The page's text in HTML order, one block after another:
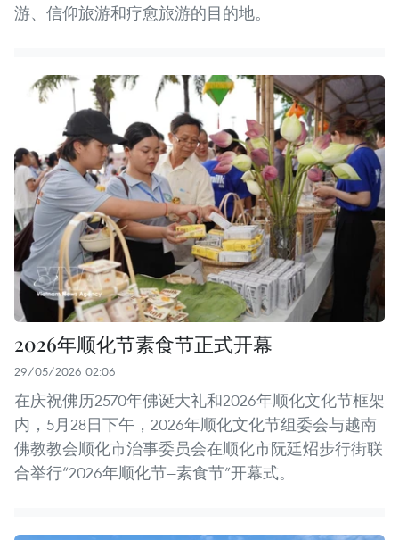
游、信仰旅游和疗愈旅游的目的地。
2026年顺化节素食节正式开幕
29/05/2026 02:06
在庆祝佛历2570年佛诞大礼和2026年顺化文化节框架
内，5月28日下午，2026年顺化文化节组委会与越南
佛教教会顺化市治事委员会在顺化市阮廷炤步行街联
合举行“2026年顺化节—素食节”开幕式。